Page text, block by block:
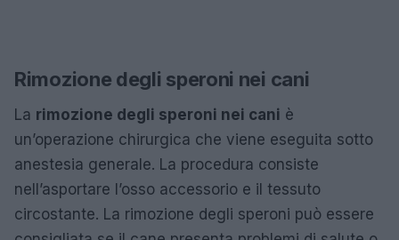
Rimozione degli speroni nei cani
La rimozione degli speroni nei cani è
un’operazione chirurgica che viene eseguita sotto
anestesia generale. La procedura consiste
nell’asportare l’osso accessorio e il tessuto
circostante. La rimozione degli speroni può essere